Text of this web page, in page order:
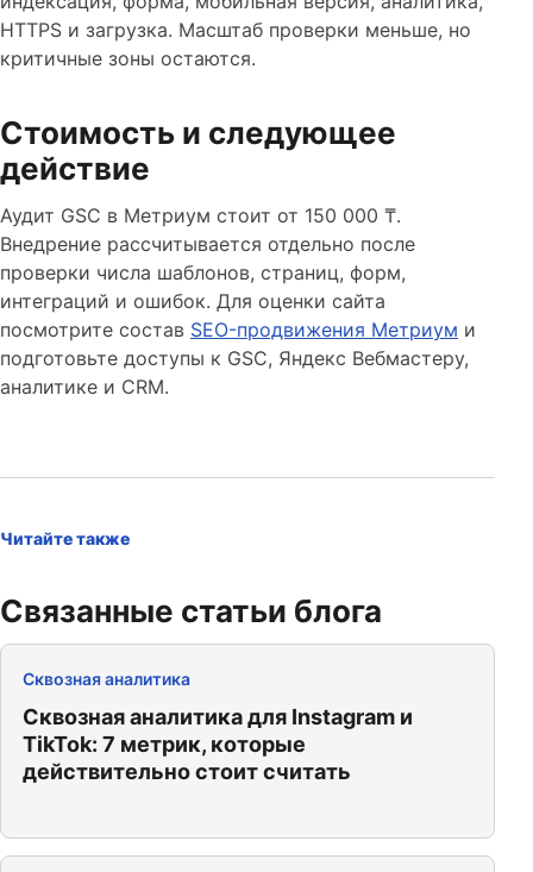
HTTPS и загрузка. Масштаб проверки меньше, но
критичные зоны остаются.
Стоимость и следующее
действие
Аудит GSC в Метриум стоит от 150 000 ₸.
Внедрение рассчитывается отдельно после
проверки числа шаблонов, страниц, форм,
интеграций и ошибок. Для оценки сайта
посмотрите состав SEO-продвижения Метриум и
подготовьте доступы к GSC, Яндекс Вебмастеру,
аналитике и CRM.
Читайте также
Связанные статьи блога
Сквозная аналитика
Сквозная аналитика для Instagram и
TikTok: 7 метрик, которые
действительно стоит считать